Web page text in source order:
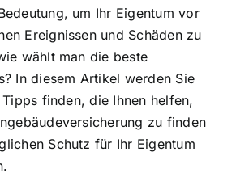
um Ihr Eigentum vor
Ereignissen und Schäden zu
wählt man die beste
In diesem Artikel werden Sie
finden, die Ihnen helfen,
zu finden
Schutz für Ihr Eigentum